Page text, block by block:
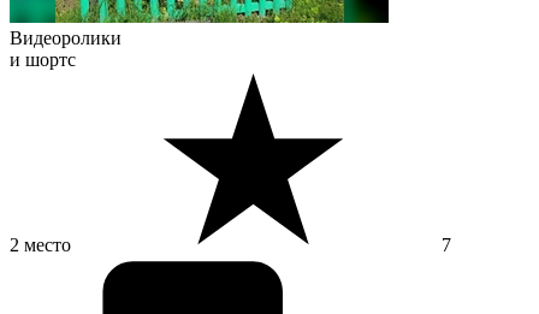
Видеоролики
и шортс
2 место 7